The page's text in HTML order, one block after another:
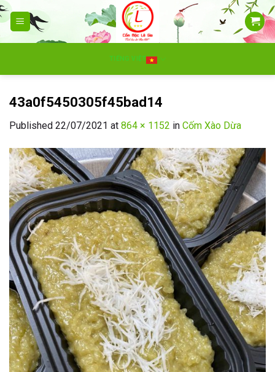
Skip
to
TIẾNG VIỆT
43a0f5450305f45bad14
Published 22/07/2021 at 864 × 1152 in Cốm Xào Dừa